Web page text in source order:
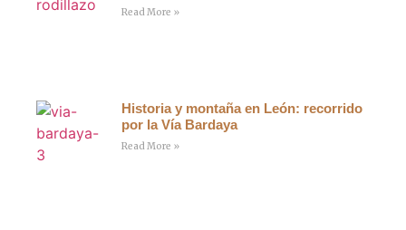
Read More »
Historia y montaña en León: recorrido
por la Vía Bardaya
Read More »